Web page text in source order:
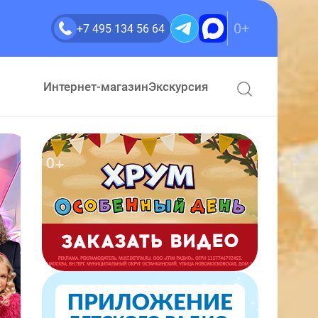
+7 495 134 56 64 0+
Интернет-магазинЭкскурсия